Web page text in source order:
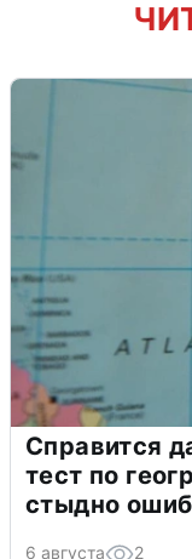
Справится
тест по
стыдно
6 августа 2